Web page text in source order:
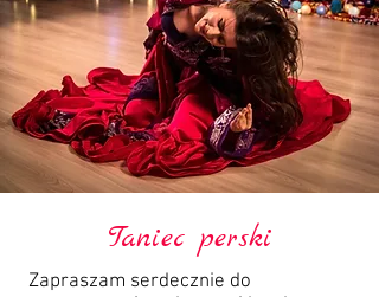
Taniec perski
Zapraszam serdecznie do